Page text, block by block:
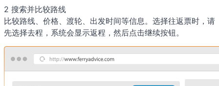
2 搜索并比较路线
比较路线、价格、渡轮、出发时间等信息。选择往返票时，请
先选择去程，系统会显示返程，然后点击继续按钮。